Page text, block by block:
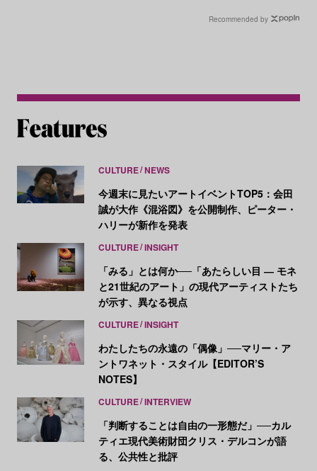
Recommended by
CULTURE NEWS
今週末に見たいアートイベントTOP5：会田
誠が大作《混浴図》を公開制作、ピーター・
ハリーが新作を発表
CULTURE INSIGHT
「みる」とは何か──「あたらしい目 ― モネ
と21世紀のアート」の現代アーティストたち
が示す、異なる視点
CULTURE INSIGHT
わたしたちの永遠の「偶像」──マリー・ア
ントワネット・スタイル【EDITOR’S
NOTES】
CULTURE INTERVIEW
「判断することは自由の一形態だ」──カル
ティエ現代美術財団クリス・デルコンが語
る、公共性と批評